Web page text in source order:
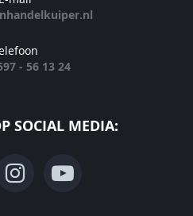
- 56 13 24
SOCIAL MEDIA: